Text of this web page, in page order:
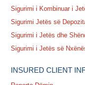
Sigurimi i Kombinuar i
Sigurimi Jetës së
Sigurimi i Jetës dhe
Sigurimi i Jetës së
INSURED CLIENT